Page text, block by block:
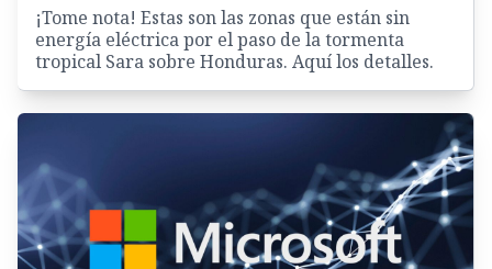
¡Tome nota! Estas son las zonas que están sin
energía eléctrica por el paso de la tormenta
tropical Sara sobre Honduras. Aquí los detalles.